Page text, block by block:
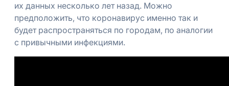
их данных несколько лет назад. Можно
предположить, что коронавирус именно так и
будет распространяться по городам, по аналогии
с привычными инфекциями.